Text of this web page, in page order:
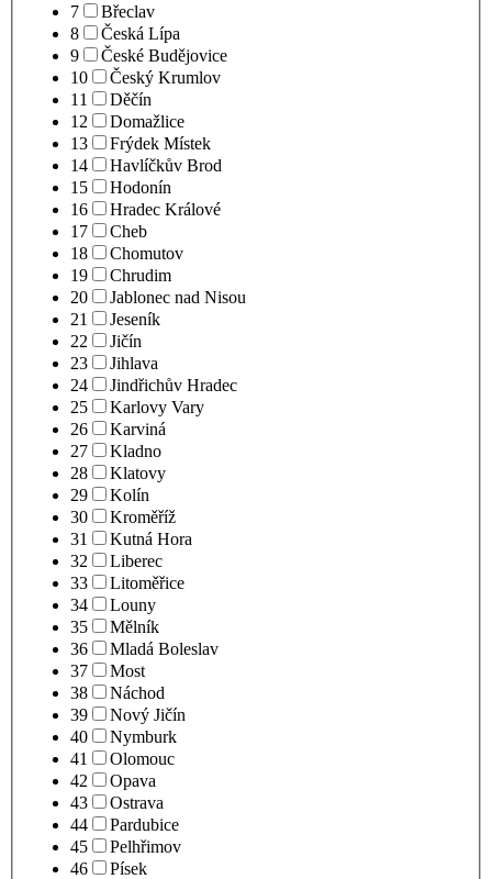
7
Břeclav
8
Česká Lípa
9
České Budějovice
10
Český Krumlov
11
Děčín
12
Domažlice
13
Frýdek Místek
14
Havlíčkův Brod
15
Hodonín
16
Hradec Králové
17
Cheb
18
Chomutov
19
Chrudim
20
Jablonec nad Nisou
21
Jeseník
22
Jičín
23
Jihlava
24
Jindřichův Hradec
25
Karlovy Vary
26
Karviná
27
Kladno
28
Klatovy
29
Kolín
30
Kroměříž
31
Kutná Hora
32
Liberec
33
Litoměřice
34
Louny
35
Mělník
36
Mladá Boleslav
37
Most
38
Náchod
39
Nový Jičín
40
Nymburk
41
Olomouc
42
Opava
43
Ostrava
44
Pardubice
45
Pelhřimov
46
Písek